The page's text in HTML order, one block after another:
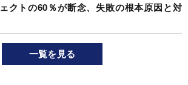
クトの60％が断念、失敗の根本原因と対
一覧を見る